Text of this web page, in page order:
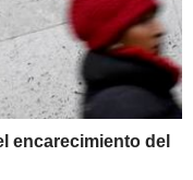
encarecimiento del